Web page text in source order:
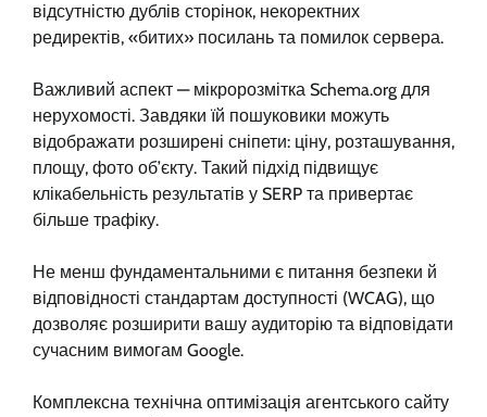
відсутністю дублів сторінок, некоректних
редиректів, «битих» посилань та помилок сервера.
Важливий аспект — мікророзмітка Schema.org для
нерухомості. Завдяки їй пошуковики можуть
відображати розширені сніпети: ціну, розташування,
площу, фото об’єкту. Такий підхід підвищує
клікабельність результатів у SERP та привертає
більше трафіку.
Не менш фундаментальними є питання безпеки й
відповідності стандартам доступності (WCAG), що
дозволяє розширити вашу аудиторію та відповідати
сучасним вимогам Google.
Комплексна технічна оптимізація агентського сайту